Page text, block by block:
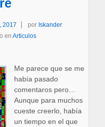
2017 por Iskander
en Articulos
Me parece que se me
había pasado
comentaros pero…
Aunque para muchos
cueste creerlo, había
un tiempo en el que